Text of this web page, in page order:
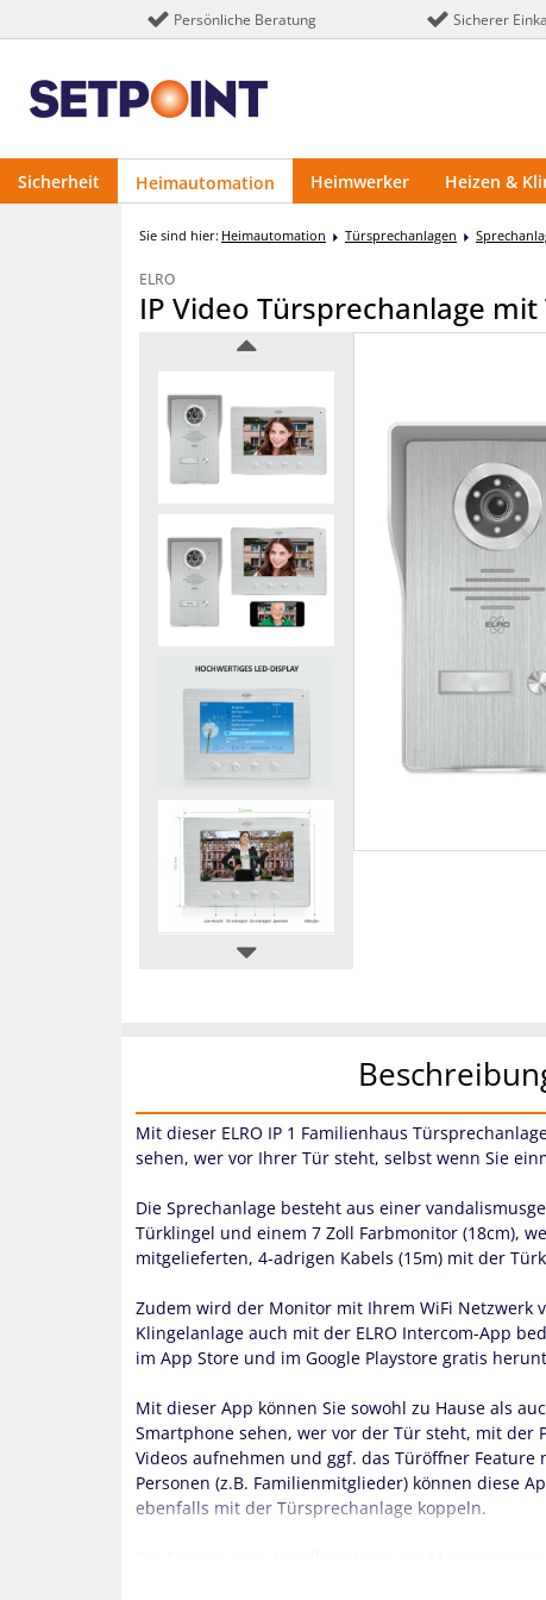
Persönliche Beratung Sicherer
Sicherheit Heimautomation Heimwerker Heizen &
Sie sind hier: Heimautomation Türsprechanlagen
ELRO
IP Video Türsprechanlage
Mit dieser ELRO IP 1 Familienhaus
sehen, wer vor Ihrer Tür steht, selbst wenn Sie
Die Sprechanlage besteht aus einer
Türklingel und einem 7 Zoll Farbmonitor (18cm),
mitgelieferten, 4-adrigen Kabels (15m) mit der
Zudem wird der Monitor mit Ihrem WiFi Netzwerk
Klingelanlage auch mit der ELRO Intercom-App
im App Store und im Google Playstore gratis
Mit dieser App können Sie sowohl zu Hause als
Smartphone sehen, wer vor der Tür steht, mit der
Videos aufnehmen und ggf. das Türöffner Feature
Personen (z.B. Familienmitglieder) können diese
ebenfalls mit der Türsprechanlage koppeln.
Die Sprach- und Anruflautstärke am Monitor